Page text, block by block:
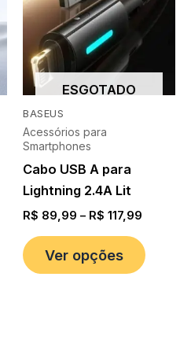
BASEUS
ESGOTADO
Acessórios para
Smartphones
Cabo USB A para
Lightning 2.4A Lit
R$ 89,99 – R$ 117,99
Ver opções